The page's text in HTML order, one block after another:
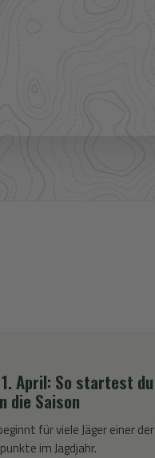
April: So startest du
die Saison
für viele Jäger einer der
im Jagdjahr.